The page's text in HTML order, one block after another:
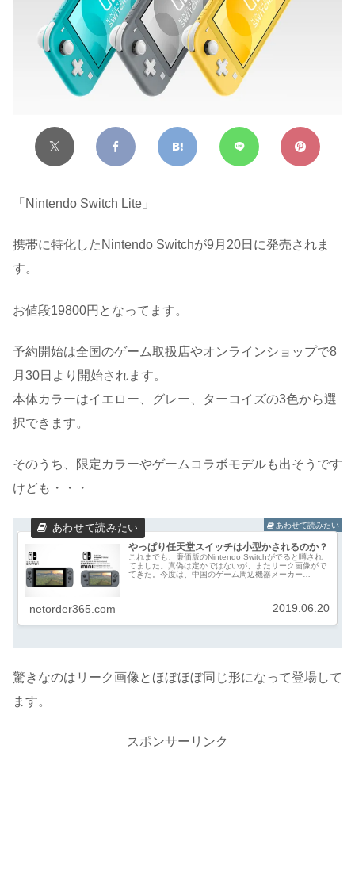
「Nintendo Switch Lite」
携帯に特化したNintendo Switchが9月20日に発売されま
す。
お値段19800円となってます。
予約開始は全国のゲーム取扱店やオンラインショップで8
月30日より開始されます。
本体カラーはイエロー、グレー、ターコイズの3色から選
択できます。
そのうち、限定カラーやゲームコラボモデルも出そうです
けども・・・
やっぱり任天堂スイッチは小型かされるのか？
これまでも、廉価版のNintendo Switchがでると噂され
てました。真偽は定かではないが、またリーク画像がで
てきた。今度は、中国のゲーム周辺機器メーカー
netorder365.com 2019.06.20
驚きなのはリーク画像とほぼほぼ同じ形になって登場して
ます。
スポンサーリンク